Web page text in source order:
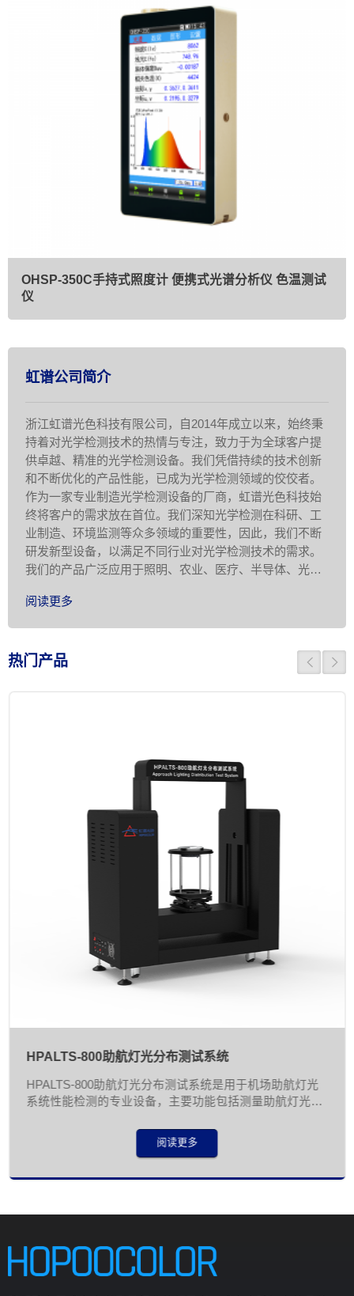
OHSP-350C手持式照度计 便携式光谱分析仪 色温测试
仪
虹谱公司简介
浙江虹谱光色科技有限公司，自2014年成立以来，始终秉
持着对光学检测技术的热情与专注，致力于为全球客户提
供卓越、精准的光学检测设备。我们凭借持续的技术创新
和不断优化的产品性能，已成为光学检测领域的佼佼者。
作为一家专业制造光学检测设备的厂商，虹谱光色科技始
终将客户的需求放在首位。我们深知光学检测在科研、工
业制造、环境监测等众多领域的重要性，因此，我们不断
研发新型设备，以满足不同行业对光学检测技术的需求。
我们的产品广泛应用于照明、农业、医疗、半导体、光电
阅读更多
热门产品
HPALTS-800助航灯光分布测试系统
HPALTS-800助航灯光分布测试系统是用于机场助航灯光
系统性能检测的专业设备，主要功能包括测量助航灯光的
率及调光特性等关键指标。其技术特点涵盖高精度光学传
感器、自动化数据采集与分析模块，支持符合国际民航组
滑行道、停机坪等区域的立式灯具、嵌入式灯具及特种助
测报告确保灯光系统符合飞行安全要求。
阅读更多